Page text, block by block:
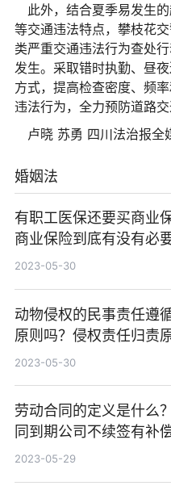
此外，结合夏季易发生
等交通违法特点，攀枝花
类严重交通违法行为查处
发生。采取错时执勤、昼
方式，提高检查密度、频
违法行为，全力预防道路交
卢晓 苏勇 四川法治报
婚姻法
有职工医保还要买商业
商业保险到底有没有必
2023-05-30
动物侵权的民事责任遵
原则吗？侵权责任归责
类
2023-05-30
劳动合同的定义是什么
同到期公司不续签有补
2023-05-29